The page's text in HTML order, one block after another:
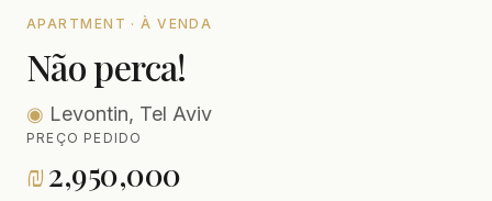
APARTMENT · À VENDA
Não perca!
◉ Levontin, Tel Aviv
PREÇO PEDIDO
₪2,950,000